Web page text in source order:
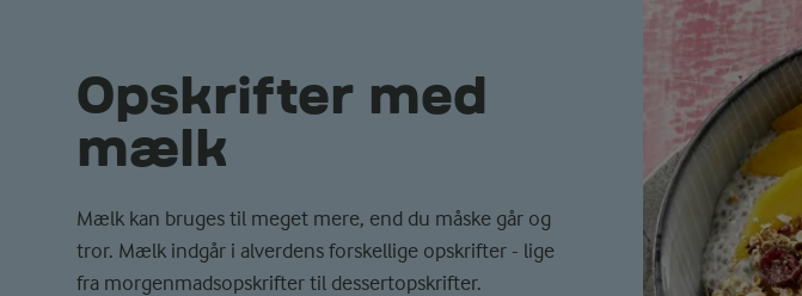
Opskrifter med
mælk
Mælk kan bruges til meget mere, end du måske går og
tror. Mælk indgår i alverdens forskellige opskrifter - lige
fra morgenmadsopskrifter til dessertopskrifter.